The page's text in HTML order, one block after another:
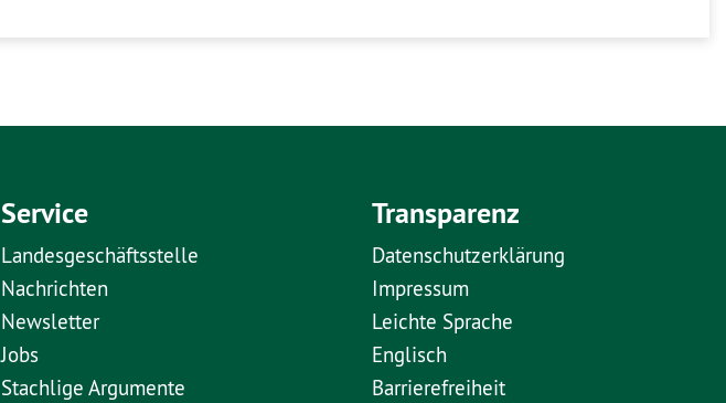
Service
Landesgeschäftsstelle
Nachrichten
Newsletter
Jobs
Stachlige Argumente
Transparenz
Datenschutzerklärung
Impressum
Leichte Sprache
Englisch
Barrierefreiheit